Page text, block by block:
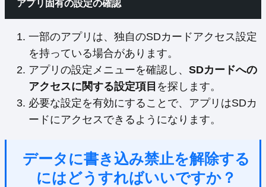
アプリ固有の設定の確認
一部のアプリは、独自のSDカードアクセス設定
を持っている場合があります。
アプリの設定メニューを確認し、 SDカードへの
アクセスに関する設定項目 を探します。
必要な設定を有効にすることで、アプリはSDカ
ードにアクセスできるようになります。
データに書き込み禁止を解除する
にはどうすればいいですか？